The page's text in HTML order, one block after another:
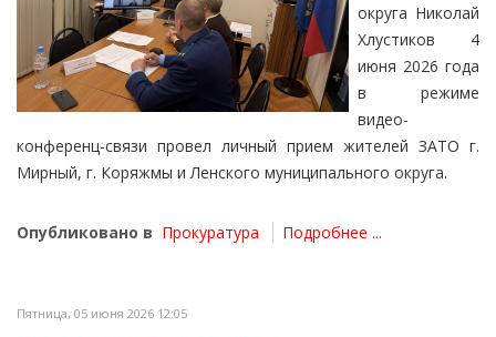
округа Николай
Хлустиков 4
июня 2026 года
в режиме
видео-
конференц-связи провел личный прием жителей ЗАТО г.
Мирный, г. Коряжмы и Ленского муниципального округа.
Опубликовано в Прокуратура Подробнее ...
Пятница, 05 июня 2026 12:05